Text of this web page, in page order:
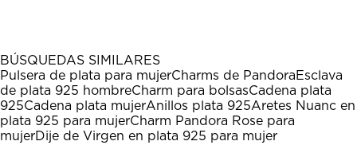
1
estrella
Esta
acción
abrirá
el
formulario
estrellas.
Esta
acción
abrirá
el
formulario
estrellas.
Esta
acción
abrirá
el
formulario
estrellas.
Esta
acción
abrirá
el
formulario
estrellas.
Esta
acción
abrirá
el
formulario
BÚSQUEDAS SIMILARES
Pulsera de plata para mujerCharms de PandoraEsclava
de plata 925 hombreCharm para bolsasCadena plata
925Cadena plata mujerAnillos plata 925Aretes Nuanc en
plata 925 para mujerCharm Pandora Rose para
mujerDije de Virgen en plata 925 para mujer